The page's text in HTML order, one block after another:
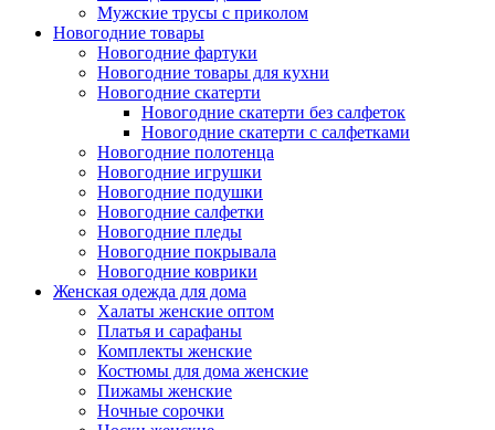
Мужские трусы с приколом
Новогодние товары
Новогодние фартуки
Новогодние товары для кухни
Новогодние скатерти
Новогодние скатерти без салфеток
Новогодние скатерти с салфетками
Новогодние полотенца
Новогодние игрушки
Новогодние подушки
Новогодние салфетки
Новогодние пледы
Новогодние покрывала
Новогодние коврики
Женская одежда для дома
Халаты женские оптом
Платья и сарафаны
Комплекты женские
Костюмы для дома женские
Пижамы женские
Ночные сорочки